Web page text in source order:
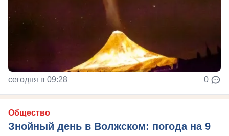
сегодня в 09:28 0
Общество
Знойный день в Волжском: погода на 9